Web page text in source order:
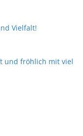
Vielfalt!
und fröhlich mit viel